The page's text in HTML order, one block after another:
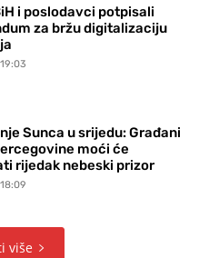
i poslodavci potpisali
za bržu digitalizaciju
Sunca u srijedu: Građani
moći će
rijedak nebeski prizor
više